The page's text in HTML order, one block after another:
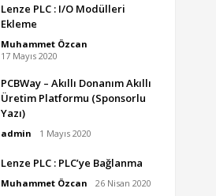
Lenze PLC : I/O Modülleri
Ekleme
Muhammet Özcan
17 Mayıs 2020
PCBWay – Akıllı Donanım Akıllı
Üretim Platformu (Sponsorlu
Yazı)
admin 1 Mayıs 2020
Lenze PLC : PLC’ye Bağlanma
Muhammet Özcan 26 Nisan 2020